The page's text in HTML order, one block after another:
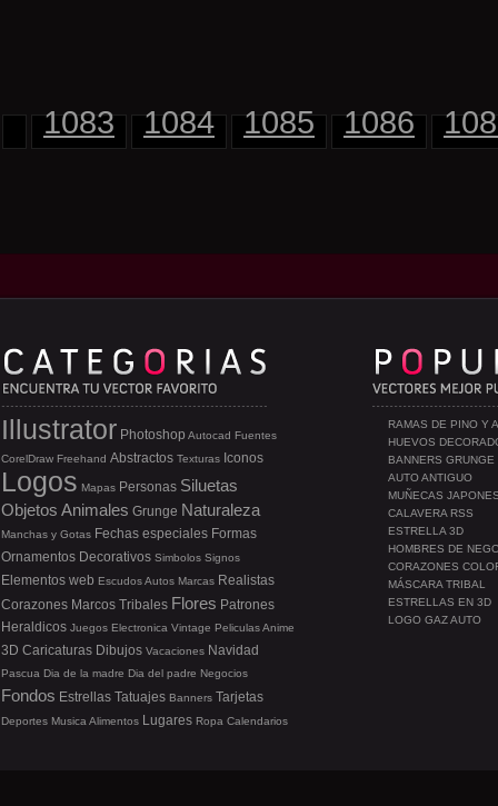
1083 1084 1085 1086
RAMAS DE PINO Y
HUEVOS
BANNERS GRUNGE
AUTO ANTIGUO
MUÑECAS
CALAVERA RSS
ESTRELLA 3D
HOMBRES DE
CORAZONES
MÁSCARA TRIBAL
ESTRELLAS EN 3D
LOGO GAZ AUTO
Illustrator Photoshop Autocad Fuentes
CorelDraw Freehand Abstractos Texturas Iconos
Logos Mapas Personas Siluetas
Objetos Animales Grunge Naturaleza
Manchas y Gotas Fechas especiales Formas
Ornamentos Decorativos Simbolos Signos
Elementos web EscudosAutos Marcas Realistas
Corazones Marcos Tribales Flores Patrones
Heraldicos Juegos Electronica Vintage PeliculasAnime
3D Caricaturas Dibujos Vacaciones Navidad
Pascua Dia de la madre Dia del padre Negocios
Fondos Estrellas Tatuajes Banners Tarjetas
Deportes Musica Alimentos Lugares Ropa Calendarios